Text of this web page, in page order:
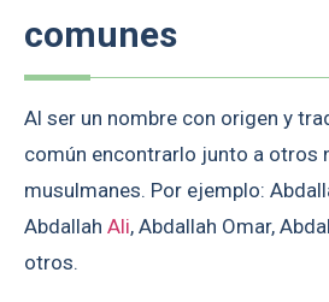
comunes
Al ser un nombre con origen y
común encontrarlo junto a otros
musulmanes. Por ejemplo:
Abdallah Ali, Abdallah Omar,
otros.